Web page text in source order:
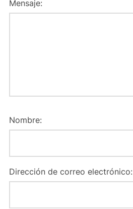
Mensaje:
Nombre:
Dirección de correo electrónico: